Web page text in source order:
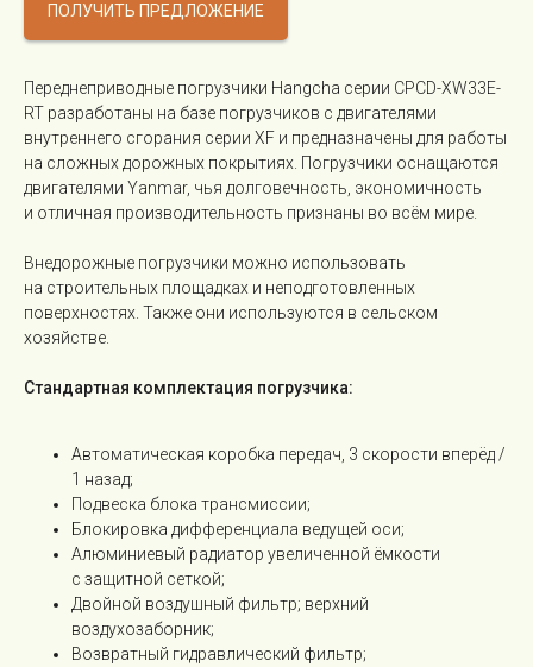
ПОЛУЧИТЬ ПРЕДЛОЖЕНИЕ
Переднеприводные погрузчики Hangcha серии CPCD-XW33E-
RT разработаны на базе погрузчиков с двигателями
внутреннего сгорания серии XF и предназначены для работы
на сложных дорожных покрытиях. Погрузчики оснащаются
двигателями Yanmar, чья долговечность, экономичность
и отличная производительность признаны во всём мире.
Внедорожные погрузчики можно использовать
на строительных площадках и неподготовленных
поверхностях. Также они используются в сельском
хозяйстве.
Стандартная комплектация погрузчика:
Автоматическая коробка передач, 3 скорости вперёд /
1 назад;
Подвеска блока трансмиссии;
Блокировка дифференциала ведущей оси;
Алюминиевый радиатор увеличенной ёмкости
с защитной сеткой;
Двойной воздушный фильтр; верхний
воздухозаборник;
Возвратный гидравлический фильтр;